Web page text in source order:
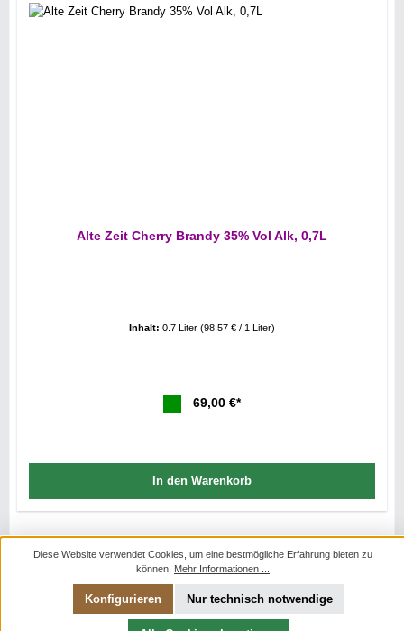
Alte Zeit Cherry Brandy 35% Vol Alk, 0,7L
Inhalt: 0.7 Liter (98,57 € / 1 Liter)
69,00 €*
In den Warenkorb
Diese Website verwendet Cookies, um eine bestmögliche Erfahrung bieten zu
können. Mehr Informationen ...
Nur technisch notwendige
Konfigurieren